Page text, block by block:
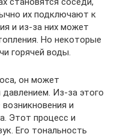
их подключают к
и из-за них может
Но некоторые
горячей воды.
он может
Из-за этого
и
Этот процесс и
Его тональность